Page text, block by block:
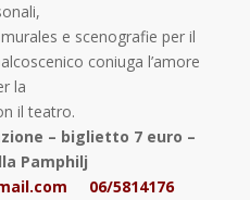
e scenografie per il
coniuga l’amore
la
il teatro.
– biglietto 7 euro –
Pamphilj
06/5814176